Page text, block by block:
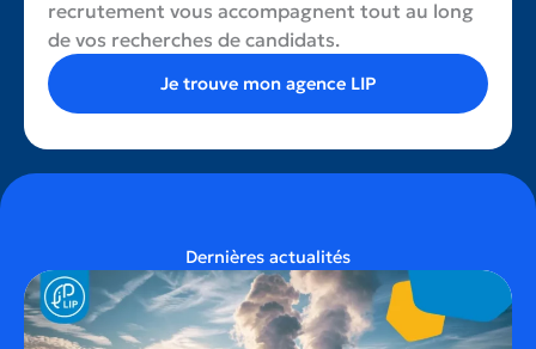
recrutement vous accompagnent tout au long
de vos recherches de candidats.
Je trouve mon agence LIP
Dernières actualités